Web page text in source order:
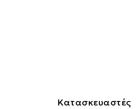
Κατασκευαστές